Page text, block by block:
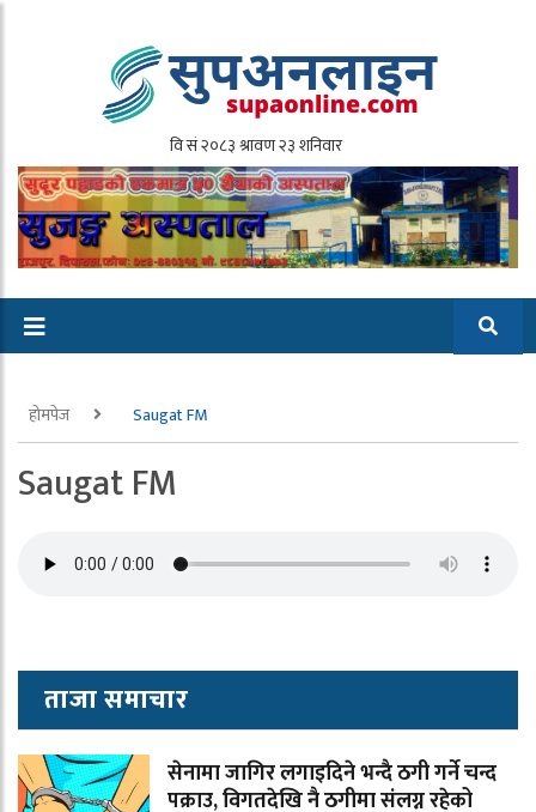
होमपेज Saugat FM
Saugat FM
ताजा समाचार
सेनामा जागिर लगाइदिने भन्दै ठगी गर्ने चन्द
पक्राउ, विगतदेखि नै ठगीमा संलग्न रहेको